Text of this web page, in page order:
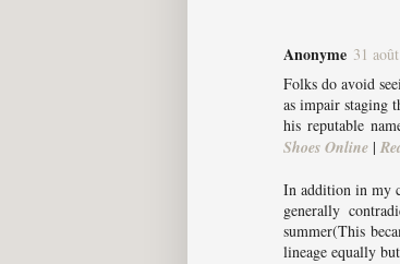
Anonyme 31
Folks do avoid
as impair staging
his reputable
Shoes Online |
In addition in my
generally
summer(This
lineage equally